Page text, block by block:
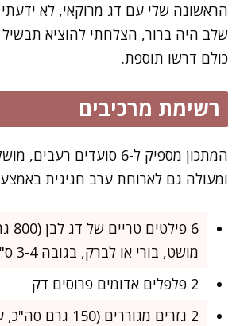
הראשונה שלי עם דג מרוקאי, לא
שלב היה ברור, הצלחתי להוציא
כולם דרשו תוספת.
רשימת מרכיבים
המתכון מספיק ל-6 סועדים
ומעולה גם לארוחת ערב חגיגית
6
מושט, בורי או לברק, בגובה 3-4 ס"מ כל פילה)
2 פלפלים אדומים פרוסים דק
2 גזרים מגוררים